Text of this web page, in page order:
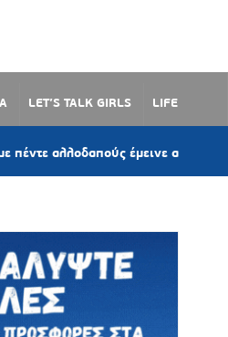
LET’S TALK GIRLS LIFE
έμεινε ακυβέρνητο λόγω